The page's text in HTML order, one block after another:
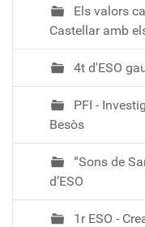
Els valors
Castellar amb
4t d'ESO
PFI -
Besòs
“Sons de
d’ESO
1r ESO -